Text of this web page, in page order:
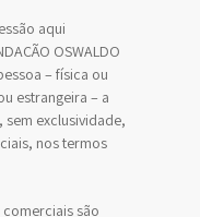
aqui
OSWALDO
– física ou
estrangeira – a
sem exclusividade,
nos termos
comerciais são